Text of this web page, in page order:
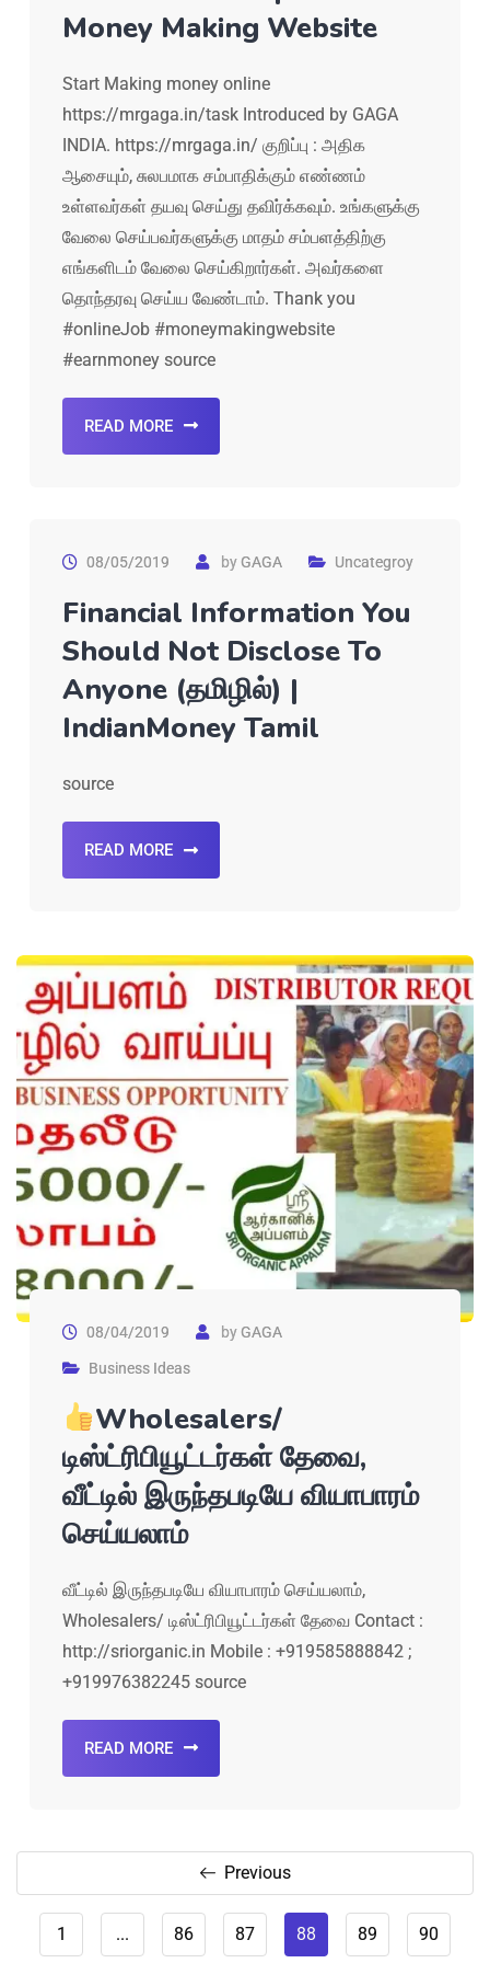
Money Making Website
Start Making money online
https://mrgaga.in/task Introduced by GAGA
INDIA. https://mrgaga.in/ குறிப்பு : அதிக
ஆசையும், சுலபமாக சம்பாதிக்கும் எண்ணம்
உள்ளவர்கள் தயவு செய்து தவிர்க்கவும். உங்களுக்கு
வேலை செய்பவர்களுக்கு மாதம் சம்பளத்திற்கு
எங்களிடம் வேலை செய்கிறார்கள். அவர்களை
தொந்தரவு செய்ய வேண்டாம். Thank you
#onlineJob #moneymakingwebsite
#earnmoney source
READ MORE
08/05/2019 byGAGA Uncategroy
Financial Information You
Should Not Disclose To
Anyone (தமிழில்) |
IndianMoney Tamil
source
READ MORE
08/04/2019 byGAGA
Business Ideas
Wholesalers/
டிஸ்ட்ரிபியூட்டர்கள் தேவை,
வீட்டில் இருந்தபடியே வியாபாரம்
செய்யலாம்
வீட்டில் இருந்தபடியே வியாபாரம் செய்யலாம்,
Wholesalers/ டிஸ்ட்ரிபியூட்டர்கள் தேவை Contact :
http://sriorganic.in Mobile : +919585888842 ;
+919976382245 source
READ MORE
Previous
1 ... 86 87 88 89 90